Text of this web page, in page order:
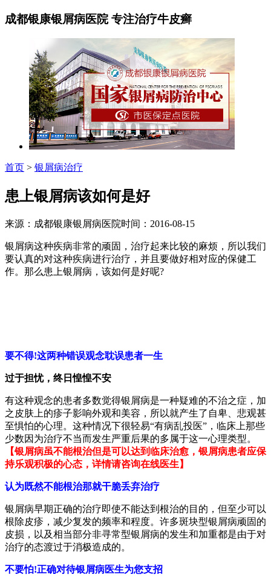
成都银康银屑病医院 专注治疗牛皮癣
首页 > 银屑病治疗
患上银屑病该如何是好
来源：成都银康银屑病医院时间：2016-08-15
银屑病这种疾病非常的顽固，治疗起来比较的麻烦，所以我们
要认真的对这种疾病进行治疗，并且要做好相对应的保健工
作。那么患上银屑病，该如何是好呢?
要不得!这两种错误观念耽误患者一生
过于担忧，终日惶惶不安
有这种观念的患者多数觉得银屑病是一种疑难的不治之症，加
之皮肤上的疹子影响外观和美容，所以就产生了自卑、悲观甚
至惧怕的心理。这种情况下很轻易“有病乱投医”，临床上那些
少数因为治疗不当而发生严重后果的多属于这一心理类型。
【银屑病虽不能根治但是可以达到临床治愈，银屑病患者应保
持乐观积极的心态，详情请咨询在线医生】
认为既然不能根治那就干脆丢弃治疗
银屑病早期正确的治疗即使不能达到根治的目的，但至少可以
根除皮疹，减少复发的频率和程度。许多斑块型银屑病顽固的
皮损，以及相当部分非寻常型银屑病的发生和加重都是由于对
治疗的态渡过于消极造成的。
不要怕!正确对待银屑病医生为您支招